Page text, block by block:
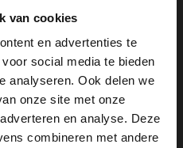
van cookies
en advertenties te
social media te bieden
analyseren. Ook delen we
onze site met onze
en analyse. Deze
combineren met andere